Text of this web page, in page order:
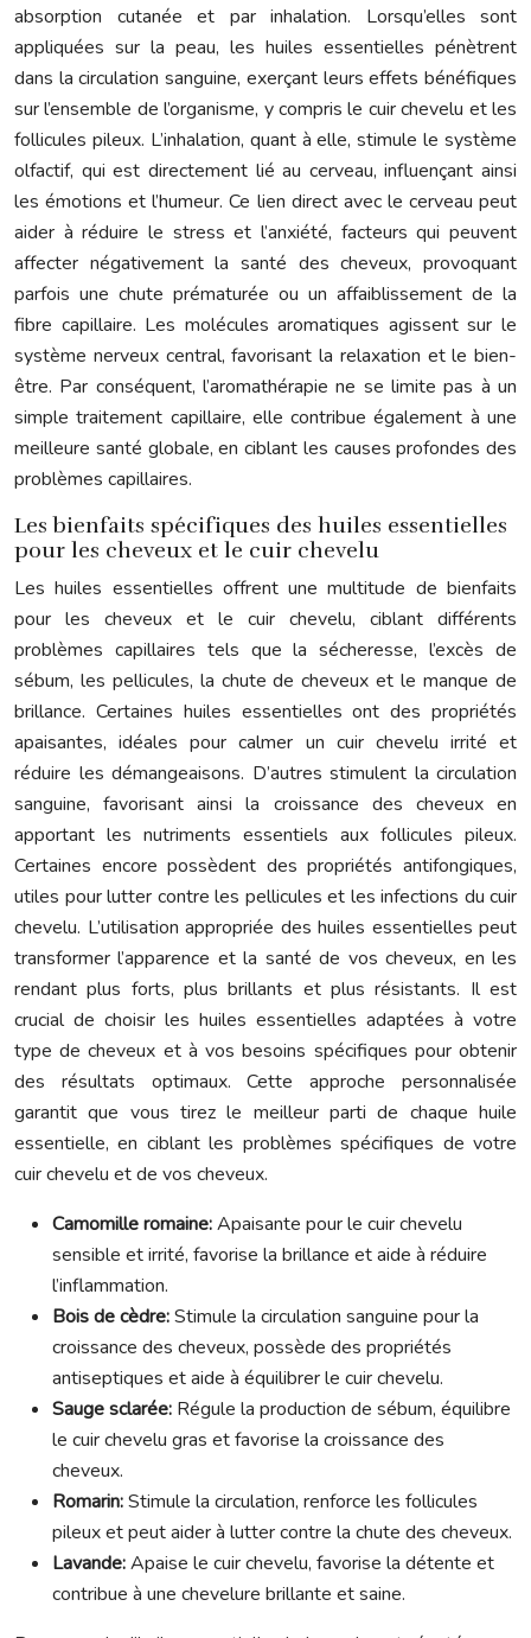
absorption cutanée et par inhalation. Lorsqu’elles sont
appliquées sur la peau, les huiles essentielles pénètrent
dans la circulation sanguine, exerçant leurs effets bénéfiques
sur l’ensemble de l’organisme, y compris le cuir chevelu et les
follicules pileux. L’inhalation, quant à elle, stimule le système
olfactif, qui est directement lié au cerveau, influençant ainsi
les émotions et l’humeur. Ce lien direct avec le cerveau peut
aider à réduire le stress et l’anxiété, facteurs qui peuvent
affecter négativement la santé des cheveux, provoquant
parfois une chute prématurée ou un affaiblissement de la
fibre capillaire. Les molécules aromatiques agissent sur le
système nerveux central, favorisant la relaxation et le bien-
être. Par conséquent, l’aromathérapie ne se limite pas à un
simple traitement capillaire, elle contribue également à une
meilleure santé globale, en ciblant les causes profondes des
problèmes capillaires.
Les bienfaits spécifiques des huiles essentielles
pour les cheveux et le cuir chevelu
Les huiles essentielles offrent une multitude de bienfaits
pour les cheveux et le cuir chevelu, ciblant différents
problèmes capillaires tels que la sécheresse, l’excès de
sébum, les pellicules, la chute de cheveux et le manque de
brillance. Certaines huiles essentielles ont des propriétés
apaisantes, idéales pour calmer un cuir chevelu irrité et
réduire les démangeaisons. D’autres stimulent la circulation
sanguine, favorisant ainsi la croissance des cheveux en
apportant les nutriments essentiels aux follicules pileux.
Certaines encore possèdent des propriétés antifongiques,
utiles pour lutter contre les pellicules et les infections du cuir
chevelu. L’utilisation appropriée des huiles essentielles peut
transformer l’apparence et la santé de vos cheveux, en les
rendant plus forts, plus brillants et plus résistants. Il est
crucial de choisir les huiles essentielles adaptées à votre
type de cheveux et à vos besoins spécifiques pour obtenir
des résultats optimaux. Cette approche personnalisée
garantit que vous tirez le meilleur parti de chaque huile
essentielle, en ciblant les problèmes spécifiques de votre
cuir chevelu et de vos cheveux.
Camomille romaine:Apaisante pour le cuir chevelu
sensible et irrité, favorise la brillance et aide à réduire
l’inflammation.
Bois de cèdre:Stimule la circulation sanguine pour la
croissance des cheveux, possède des propriétés
antiseptiques et aide à équilibrer le cuir chevelu.
Sauge sclarée: Régule la production de sébum, équilibre
le cuir chevelu gras et favorise la croissance des
cheveux.
Romarin:Stimule la circulation, renforce les follicules
pileux et peut aider à lutter contre la chute des cheveux.
Lavande:Apaise le cuir chevelu, favorise la détente et
contribue à une chevelure brillante et saine.